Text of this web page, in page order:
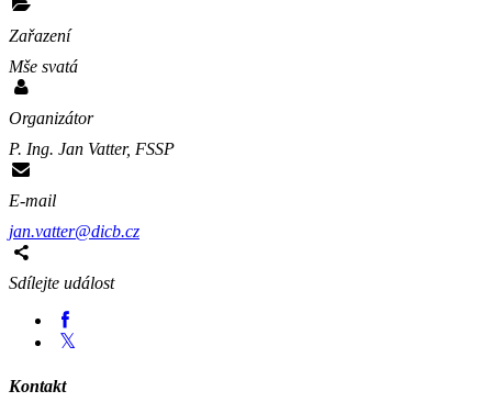
Zařazení
Mše svatá
Organizátor
P. Ing. Jan Vatter, FSSP
E-mail
jan.vatter@dicb.cz
Sdílejte událost
Kontakt